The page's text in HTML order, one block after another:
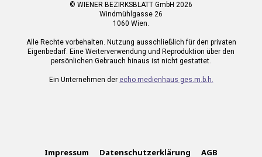
© WIENER BEZIRKSBLATT GmbH 2026
Windmühlgasse 26
1060 Wien.
Alle Rechte vorbehalten. Nutzung ausschließlich für den privaten
Eigenbedarf. Eine Weiterverwendung und Reproduktion über den
persönlichen Gebrauch hinaus ist nicht gestattet.
Ein Unternehmen der echo medienhaus ges.m.b.h.
Impressum Datenschutzerklärung AGB